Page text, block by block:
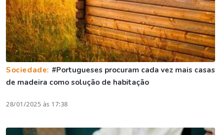
Sociedade: #Portugueses procuram cada vez mais casas
de madeira como solução de habitação
28/01/2025 às 17:38